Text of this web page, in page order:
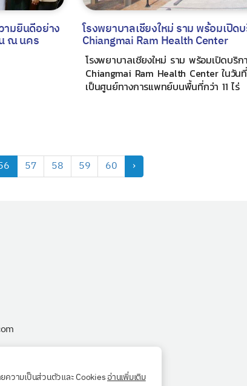
ความเป็นส่วนตัวและ Cookiesอ่านเพิ่มเติม
ามยินดีอย่าง
ณ นคร
โรงพยาบาลเชียงใหม่ ราม พร้อมเปิด
Chiangmai Ram Health Center
โรงพยาบาลเชียงใหม่ ราม พร้อมเปิดบริก
Chiangmai Ram Health Center ในวัน
เป็นศูนย์ทางการแพทย์บนพื้นที่กว่า 11 ไร่
57 58 59 60 ›